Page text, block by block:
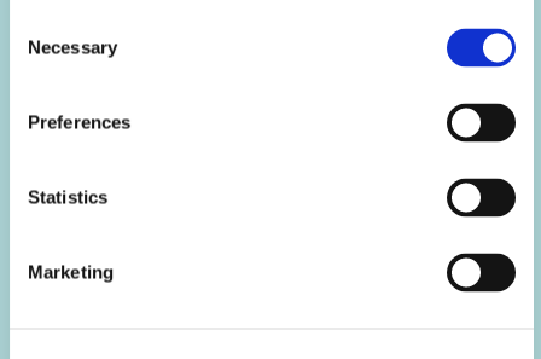
Selection
Necessary
Preferences
Statistics
Marketing
contra explosiones eléctricas